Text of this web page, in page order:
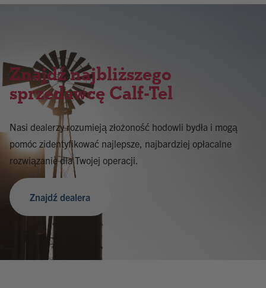
Znajdź najbliższego
sprzedawcę Calf-Tel
Nasi dealerzy rozumieją złożoność hodowli bydła i mogą
pomóc zidentyfikować najlepsze, najbardziej opłacalne
rozwiązanie dla Twojej operacji.
Znajdź dealera